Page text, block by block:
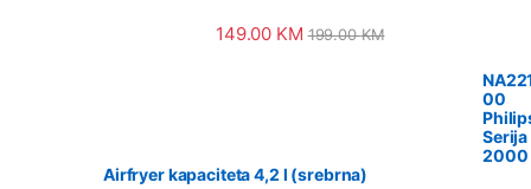
149.00 KM 199.00KM
00
Serija
2000
Airfryer kapaciteta 4,2 l (srebrna)